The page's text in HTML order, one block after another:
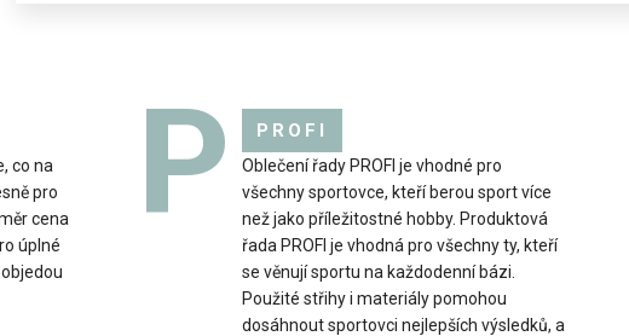
Dětská bunda na běžky EMMA
2 099 Kč
Dětská závodní
unisex varianta. Bu..
co na
pro
cena
úplné
P PROFI
Oblečení řady PROFI je vhodné pro
všechny sportovce, kteří berou sport více
než jako příležitostné hobby. Produktová
řada PROFI je vhodná pro všechny ty, kteří
se věnují sportu na každodenní bázi.
Použité střihy i materiály pomohou
dosáhnout sportovci nejlepších výsledků, a